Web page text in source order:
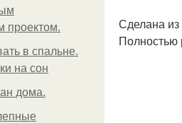
проектом.
в спальне.
на сон
дома.
Сделана
Полностью